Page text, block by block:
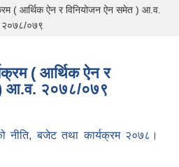
( आर्थिक ऐन र विनियोजन ऐन समेत ) आ.व.
२०७८/०७९
( आर्थिक ऐन र
) आ.व. २०७८/०७९
नीति, बजेट तथा कार्यक्रम २०७८।